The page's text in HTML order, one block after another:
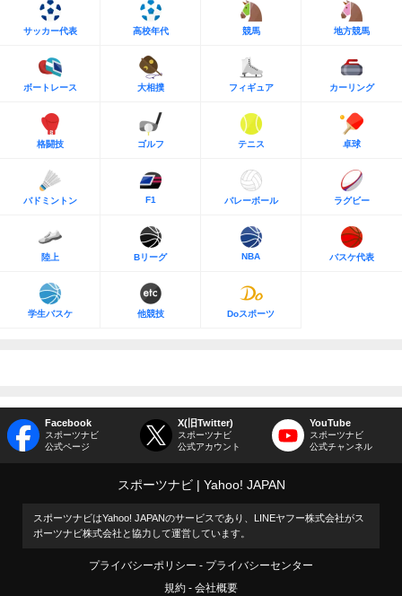
サッカー代表 高校年代 競馬 地方競馬
ボートレース 大相撲 フィギュア カーリング
格闘技 ゴルフ テニス 卓球
バドミントン F1 バレーボール ラグビー
陸上 Bリーグ NBA バスケ代表
学生バスケ 他競技 Doスポーツ
Facebook
スポーツナビ
公式ページ
X(旧Twitter)
スポーツナビ
公式アカウント
YouTube
スポーツナビ
公式チャンネル
スポーツナビ Yahoo! JAPAN
スポーツナビはYahoo! JAPANのサービスであり、LINEヤフー株式会社がス
ポーツナビ株式会社と協力して運営しています。
プライバシーポリシー
プライバシーセンター
規約
会社概要